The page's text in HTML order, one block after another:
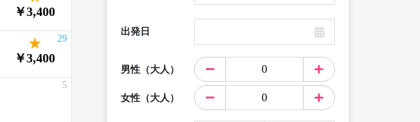
￥3,400
￥3,400
29
5
出発日
男性（大人）
女性（大人）